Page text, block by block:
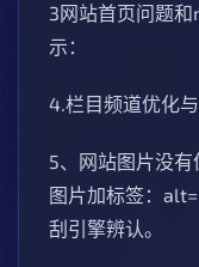
3网站首页问题
示：
4.栏目频道优化
5、网站图片没
图片加标签：
刮引擎辨认。